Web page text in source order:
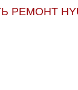
РЕМОНТ